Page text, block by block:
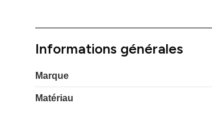
Informations générales
Marque
Matériau